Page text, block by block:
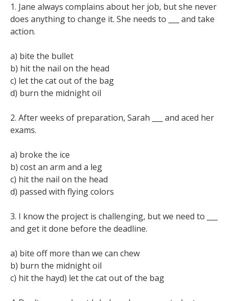
1. Jane always complains about her job, but she never
does anything to change it. She needs to ___ and take
action.
a) bite the bullet
b) hit the nail on the head
c) let the cat out of the bag
d) burn the midnight oil
2. After weeks of preparation, Sarah ___ and aced her
exams.
a) broke the ice
b) cost an arm and a leg
c) hit the nail on the head
d) passed with flying colors
3. I know the project is challenging, but we need to ___
and get it done before the deadline.
a) bite off more than we can chew
b) burn the midnight oil
c) hit the hayd) let the cat out of the bag